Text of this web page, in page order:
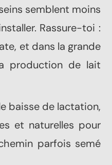
semblent moins
Rassure-toi :
et dans la grande
production de lait
baisse de lactation,
et naturelles pour
parfois semé